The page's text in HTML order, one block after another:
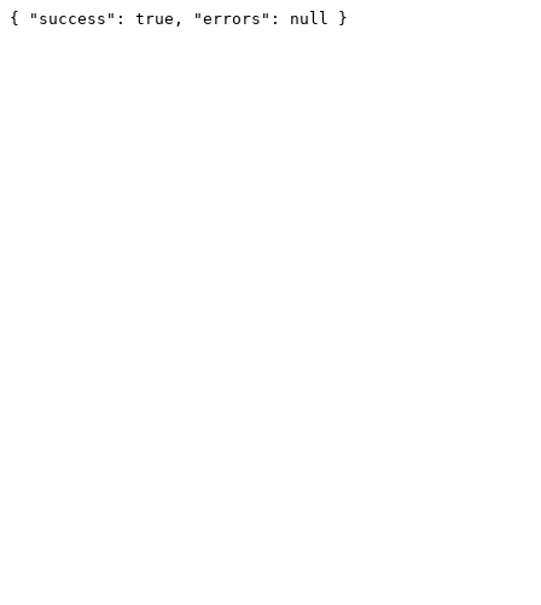
{ "success": true, "errors": null }